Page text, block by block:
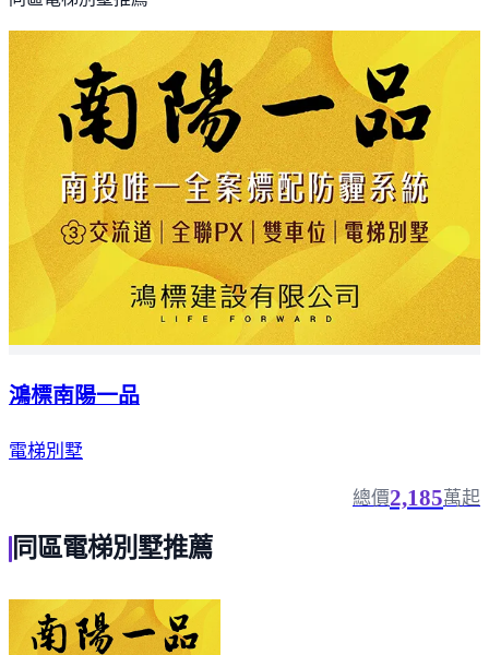
鴻標南陽一品
電梯別墅
總價2,185萬起
同區電梯別墅推薦